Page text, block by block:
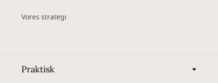
Vores strategi
Praktisk